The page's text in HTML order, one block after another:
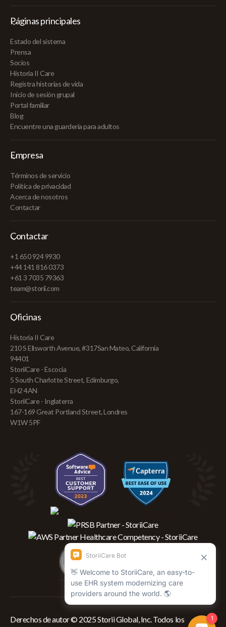
Páginas principales
Estado del sistema
Prensa
Socios
Historia II Care
Registra historias de vida
Inicio de sesión grupal
Portal familiar
Blog
Encuentre una guardería para adultos
Empresa
Términos de servicio
Política de privacidad
Acerca de nosotros
Contactar
Contactar
+1 650 924 9930
+44 141 816 0373
+61 3 7035 79363
team@storii.com
Oficinas
Historia II Care
210 S Ellsworth Avenue, #317San Mateo, California
94401
StoriiCare - Escocia
5 South Charlotte Street, Edimburgo,
EH2 4AN
StoriiCare - Inglaterra
167-169 Great Portland Street, Londres
W1W 5PF
Derechos de autor © 2025 Storii Global, Inc. Todos los